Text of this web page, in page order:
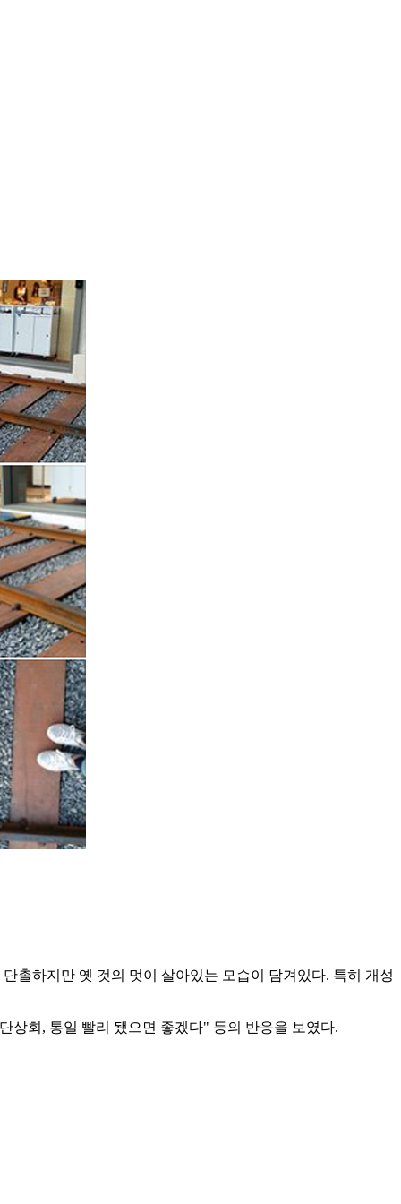
촐하지만 옛 것의 멋이 살아있는 모습이 담겨있다. 특히 개성
상회, 통일 빨리 됐으면 좋겠다" 등의 반응을 보였다.